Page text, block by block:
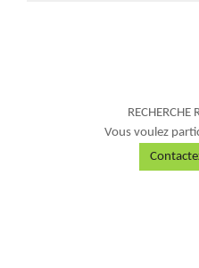
RECHERCHE
Vous voulez